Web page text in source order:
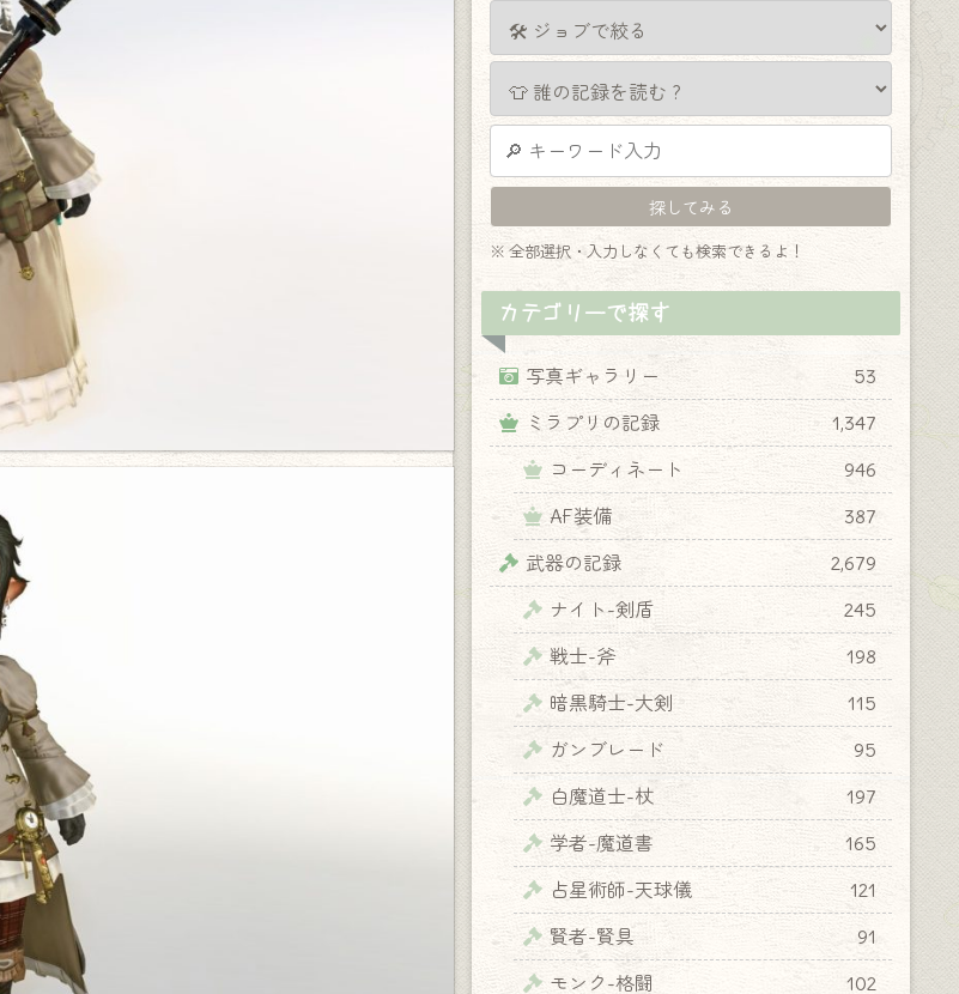
※ 全部選択・入力しなくても検索できるよ！
カテゴリーで探す
写真ギャラリー
53
ミラプリの記録
1,347
コーディネート
946
AF装備
387
武器の記録
2,679
ナイト-剣盾
245
戦士-斧
198
暗黒騎士-大剣
115
ガンブレード
95
白魔道士-杖
197
学者-魔道書
165
占星術師-天球儀
121
賢者-賢具
91
モンク-格闘
102